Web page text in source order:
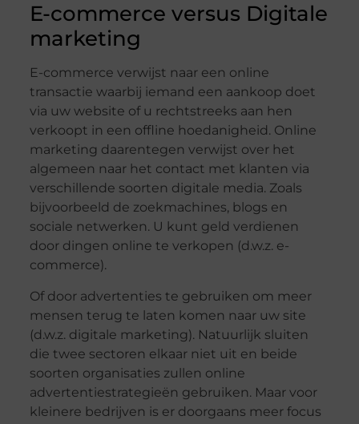
E-commerce versus Digitale
marketing
E-commerce verwijst naar een online
transactie waarbij iemand een aankoop doet
via uw website of u rechtstreeks aan hen
verkoopt in een offline hoedanigheid. Online
marketing daarentegen verwijst over het
algemeen naar het contact met klanten via
verschillende soorten digitale media. Zoals
bijvoorbeeld de zoekmachines, blogs en
sociale netwerken. U kunt geld verdienen
door dingen online te verkopen (d.w.z. e-
commerce).
Of door advertenties te gebruiken om meer
mensen terug te laten komen naar uw site
(d.w.z. digitale marketing). Natuurlijk sluiten
die twee sectoren elkaar niet uit en beide
soorten organisaties zullen online
advertentiestrategieën gebruiken. Maar voor
kleinere bedrijven is er doorgaans meer focus